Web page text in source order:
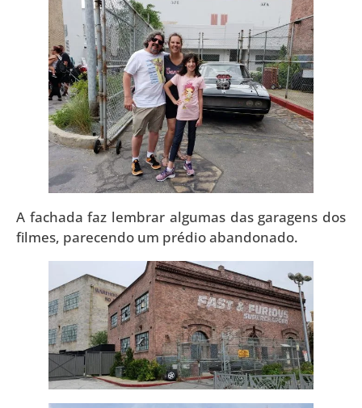
A fachada faz lembrar algumas das garagens dos
filmes, parecendo um prédio abandonado.